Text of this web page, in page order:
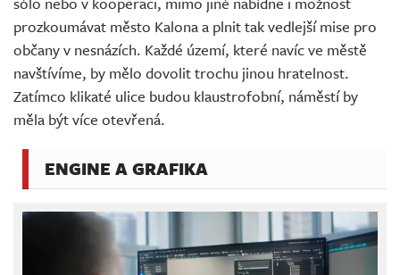
prozkoumávat město Kalona a plnit tak vedlejší mise pro
občany v nesnázích. Každé území, které navíc ve městě
navštívíme, by mělo dovolit trochu jinou hratelnost.
Zatímco klikaté ulice budou klaustrofobní, náměstí by
měla být více otevřená.
ENGINE A GRAFIKA